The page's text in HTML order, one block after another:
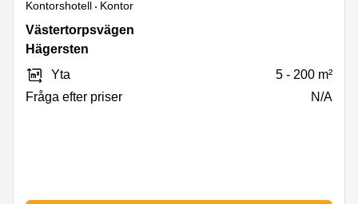
Kontorshotell
Kontor
Västertorpsvägen
135,
Västertorpsvägen
Hägersten
Yta
5 - 200 m²
Fråga efter priser
N/A